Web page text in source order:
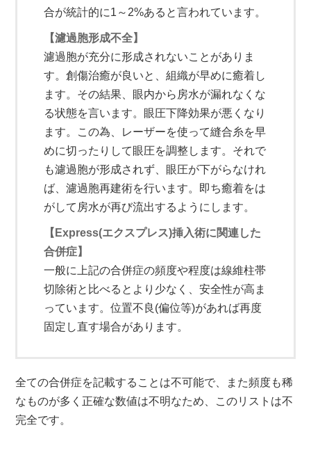
合が統計的に1～2%あると言われています。
【濾過胞形成不全】
濾過胞が充分に形成されないことがありま
す。創傷治癒が良いと、組織が早めに癒着し
ます。その結果、眼内から房水が漏れなくな
る状態を言います。眼圧下降効果が悪くなり
ます。この為、レーザーを使って縫合糸を早
めに切ったりして眼圧を調整します。それで
も濾過胞が形成されず、眼圧が下がらなけれ
ば、濾過胞再建術を行います。即ち癒着をは
がして房水が再び流出するようにします。
【Express(エクスプレス)挿入術に関連した
合併症】
一般に上記の合併症の頻度や程度は線維柱帯
切除術と比べるとより少なく、安全性が高ま
っています。位置不良(偏位等)があれば再度
固定し直す場合があります。
全ての合併症を記載することは不可能で、また頻度も稀
なものが多く正確な数値は不明なため、このリストは不
完全です。